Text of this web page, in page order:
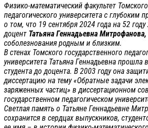
Физико-математический факультет
педагогического университета с глубоким
о том, что 19 сентября 2024 года на 52
доцент Татьяна Геннадьевна Митрофанова,
соболезнования родным и близким.
В стенах Томского государственного
университета Татьяна Геннадьевна прошла
студента до доцента. В 2003 году она
диссертацию на тему «Обратные задачи
заряженных частиц» в диссертационном
государственном педагогическом
Светлая память о Татьяне Геннадьевне
сохранится в сердцах выпускников,